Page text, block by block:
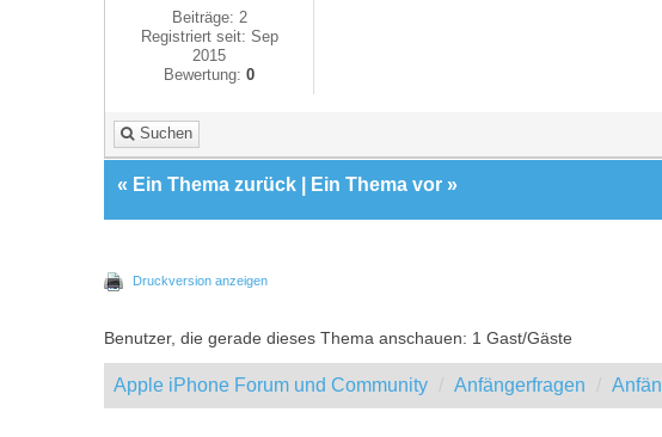
Beiträge: 2
Registriert seit: Sep
2015
Bewertung:0
Suchen
« Ein Thema zurück Ein Thema vor »
Druckversion anzeigen
Benutzer, die gerade dieses Thema anschauen: 1 Gast/Gäste
Apple iPhone Forum und Community Anfängerfragen